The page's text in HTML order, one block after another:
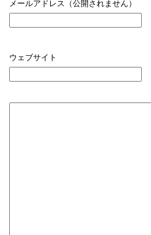
メールアドレス（公開されません）
ウェブサイト